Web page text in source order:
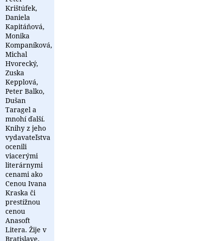
Krištúfek,
Daniela
Kapitáňová,
Monika
Kompaníková,
Michal
Hvorecký,
Zuska
Kepplová,
Peter Balko,
Dušan
Taragel a
mnohí ďalší.
Knihy z jeho
vydavateľstva
ocenili
viacerými
literárnymi
cenami ako
Cenou Ivana
Kraska či
prestížnou
cenou
Anasoft
Litera. Žije v
Bratislave.